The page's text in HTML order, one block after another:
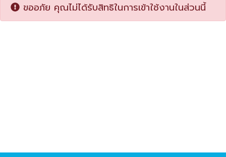
ขออภัย คุณไม่ได้รับสิทธิในการเข้าใช้งานในส่วนนี้